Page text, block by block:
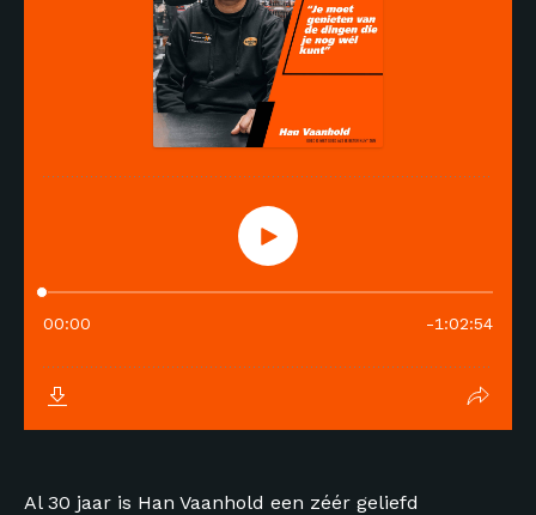
Al 30 jaar is Han Vaanhold een zéér geliefd